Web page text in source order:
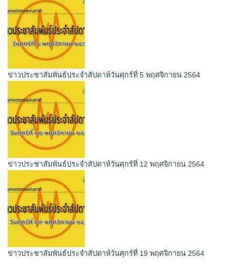
ข่าวประชาสัมพันธ์ประจำสัปดาห์วันศุกร์ที่ 5 พฤศจิกายน 2564
ข่าวประชาสัมพันธ์ประจำสัปดาห์วันศุกร์ที่ 12 พฤศจิกายน 2564
ข่าวประชาสัมพันธ์ประจำสัปดาห์วันศุกร์ที่ 19 พฤศจิกายน 2564